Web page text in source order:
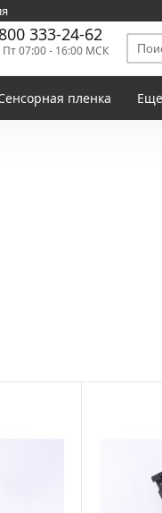
333-24-62
07:00 - 16:00 МСК
пленка Еще